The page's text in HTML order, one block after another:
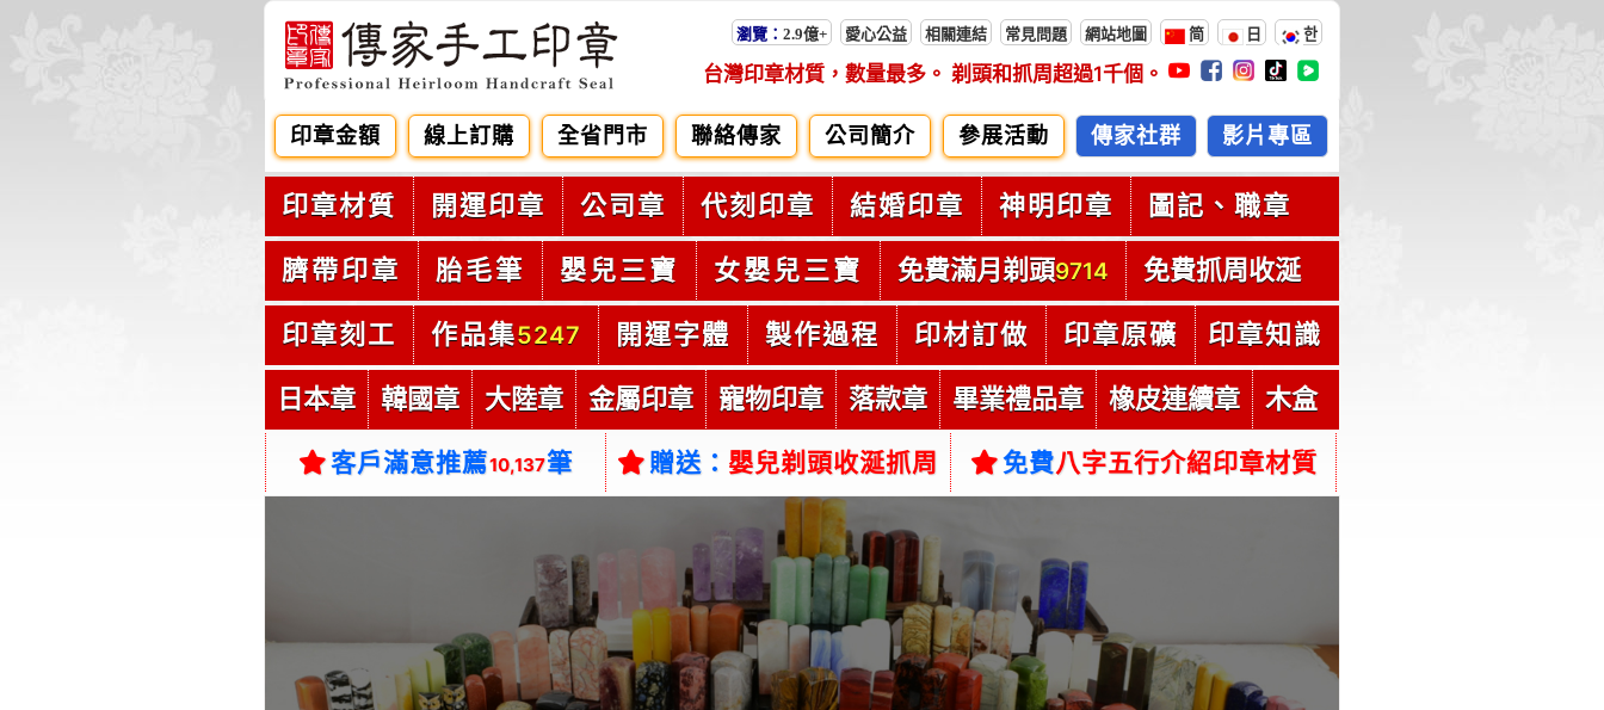
瀏覽： 2.9億+ 愛心公益 相關連結 常見問題 網站地圖 简 日 한
台灣印章材質，數量最多。 剃頭和抓周超過1千個。
印章金額 線上訂購 全省門市 聯絡傳家 公司簡介 參展活動 傳家社群 影片專區
印章材質 開運印章 公司章 代刻印章 結婚印章 神明印章 圖記、職章
臍帶印章 胎毛筆 嬰兒三寶 女嬰兒三寶 免費滿月剃頭9714 免費抓周收涎
印章刻工 作品集5247 開運字體 製作過程 印材訂做 印章原礦 印章知識
日本章 韓國章 大陸章 金屬印章 寵物印章 落款章 畢業禮品章 橡皮連續章 木盒
客戶滿意推薦10,137筆 贈送： 嬰兒剃頭收涎抓周 免費八字五行介紹印章材質